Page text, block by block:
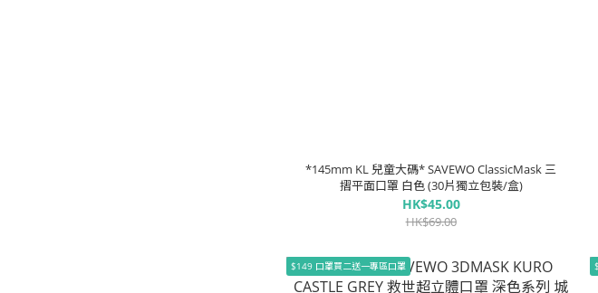
*145mm KL 兒童大碼* SAVEWO ClassicMask 三
摺平面口罩 白色 (30片獨立包裝/盒)
HK$45.00
HK$69.00
$149 口罩買二送一專區口罩